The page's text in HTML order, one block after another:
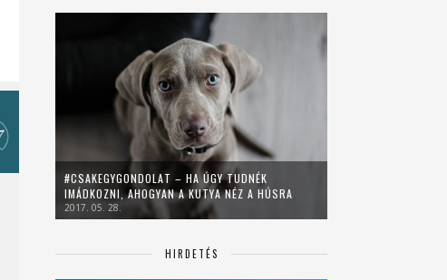
#CSAKEGYGONDOLAT – HA ÚGY TUDNÉK
IMÁDKOZNI, AHOGYAN A KUTYA NÉZ A HÚSRA
2017. 05. 28.
HIRDETÉS